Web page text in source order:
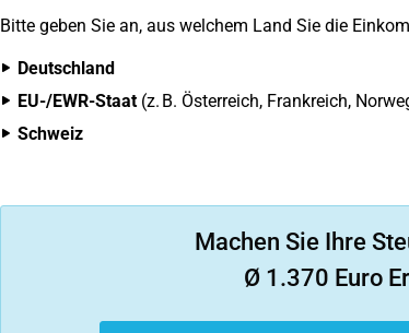
Bitte geben Sie an, aus welchem Land Sie die
Deutschland
EU-/EWR-Staat(z. B. Österreich, Frankreich,
Schweiz
Machen Sie Ihre
Ø 1.370 Euro